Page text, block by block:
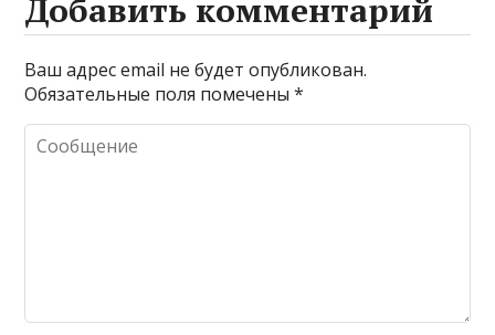
Добавить комментарий
Ваш адрес email не будет опубликован.
Обязательные поля помечены*